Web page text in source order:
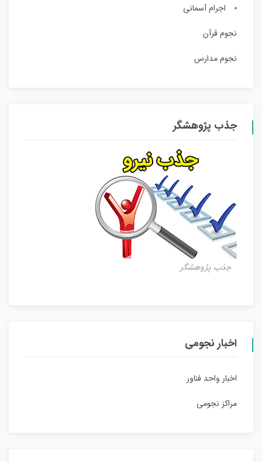
اجرام آسمانی
نجوم قرآن
نجوم مدارس
جذب پژوهشگر
جذب پژوهشگر
اخبار نجومی
اخبار واحد فناور
مراکز نجومی